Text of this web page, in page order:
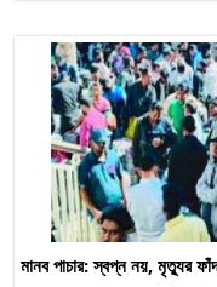
মানব পাচার: স্বপ্ন নয়, মৃত্যুর ফাঁদ